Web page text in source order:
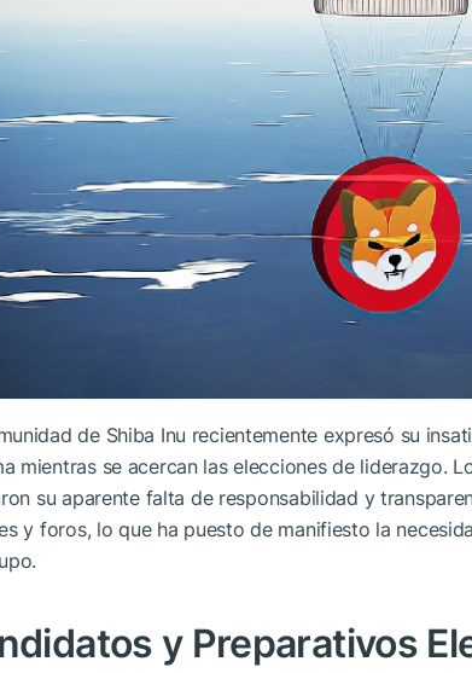
de Shiba Inu recientemente expresó su
mientras se acercan las elecciones de liderazgo.
su aparente falta de responsabilidad y
y foros, lo que ha puesto de manifiesto la
y Preparativos